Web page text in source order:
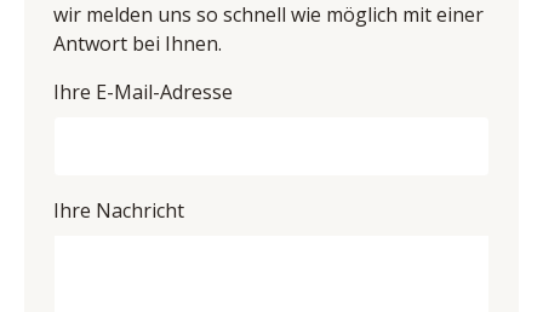
2x Schwingstuhl, Microfaser, 100% Polyester, Farbe
stone, Sitz mit Wellen-Federung, Gestell Eisen
wir melden uns so schnell wie möglich mit einer
Antwort bei Ihnen.
Ihre E-Mail-Adresse
Ihre Nachricht